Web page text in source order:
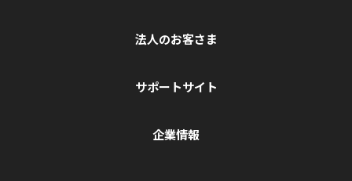
法人のお客さま
サポートサイト
企業情報